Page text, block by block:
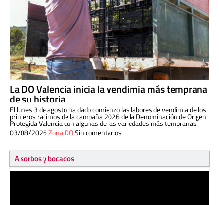
La DO Valencia inicia la vendimia más temprana
de su historia
El lunes 3 de agosto ha dado comienzo las labores de vendimia de los
primeros racimos de la campaña 2026 de la Denominación de Origen
Protegida Valencia con algunas de las variedades más tempranas.
03/08/2026Zona DOSin comentarios
A sorbos y bocados